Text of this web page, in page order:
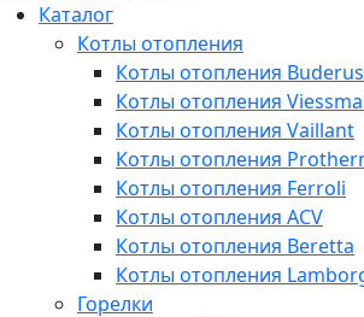
Каталог
Котлы отопления
Котлы отопления Buderus
Котлы отопления
Котлы отопления Vaillant
Котлы отопления
Котлы отопления Ferroli
Котлы отопления ACV
Котлы отопления Beretta
Котлы отопления
Горелки